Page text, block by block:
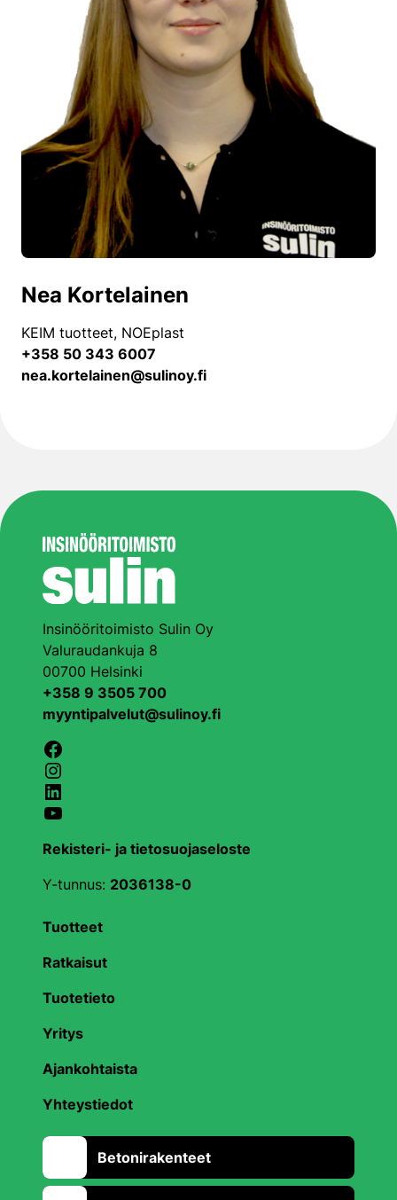
Nea Kortelainen
KEIM tuotteet, NOEplast
+358 50 343 6007
nea.kortelainen@sulinoy.fi
Insinööritoimisto Sulin Oy
Valuraudankuja 8
00700 Helsinki
+358 9 3505 700
myyntipalvelut@sulinoy.fi
Facebook
Instagram
LinkedIn
YouTube
Rekisteri- ja tietosuojaseloste
Y-tunnus: 2036138-0
Tuotteet
Ratkaisut
Tuotetieto
Yritys
Ajankohtaista
Yhteystiedot
Betonirakenteet